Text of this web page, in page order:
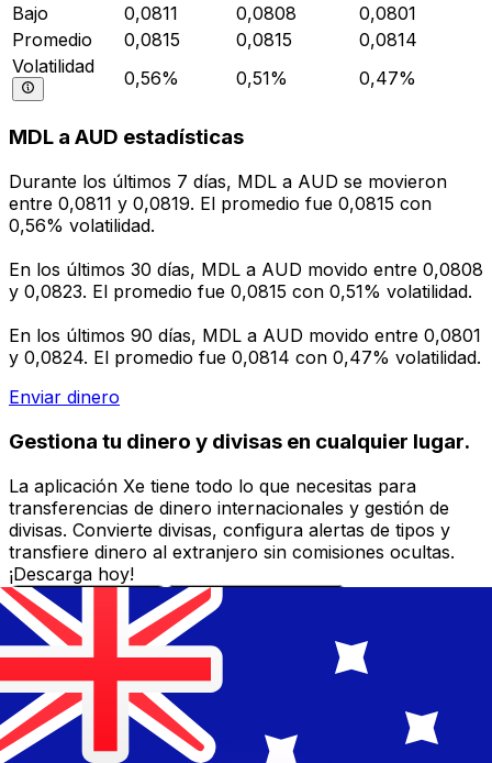
Bajo
0,0811 0,0808
0,0801
Promedio
0,0815 0,0815
0,0814
Volatilidad
0,56% 0,51% 0,47%
MDL a AUD estadísticas
Durante los últimos 7 días, MDL a AUD se movieron
entre 0,0811 y 0,0819. El promedio fue 0,0815 con
0,56% volatilidad.
En los últimos 30 días, MDL a AUD movido entre 0,0808
y 0,0823. El promedio fue 0,0815 con 0,51% volatilidad.
En los últimos 90 días, MDL a AUD movido entre 0,0801
y 0,0824. El promedio fue 0,0814 con 0,47% volatilidad.
Enviar dinero
Gestiona tu dinero y divisas en cualquier lugar.
La aplicación Xe tiene todo lo que necesitas para
transferencias de dinero internacionales y gestión de
divisas. Convierte divisas, configura alertas de tipos y
transfiere dinero al extranjero sin comisiones ocultas.
¡Descarga hoy!